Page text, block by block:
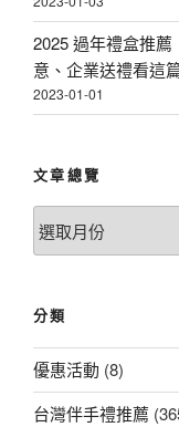
2025 過年禮盒推
意、企業送禮看這
2023-01-01
文章總覽
文
章
分類
優惠活動 (8)
台灣伴手禮推薦